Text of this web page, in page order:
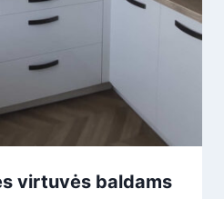
virtuvės baldams